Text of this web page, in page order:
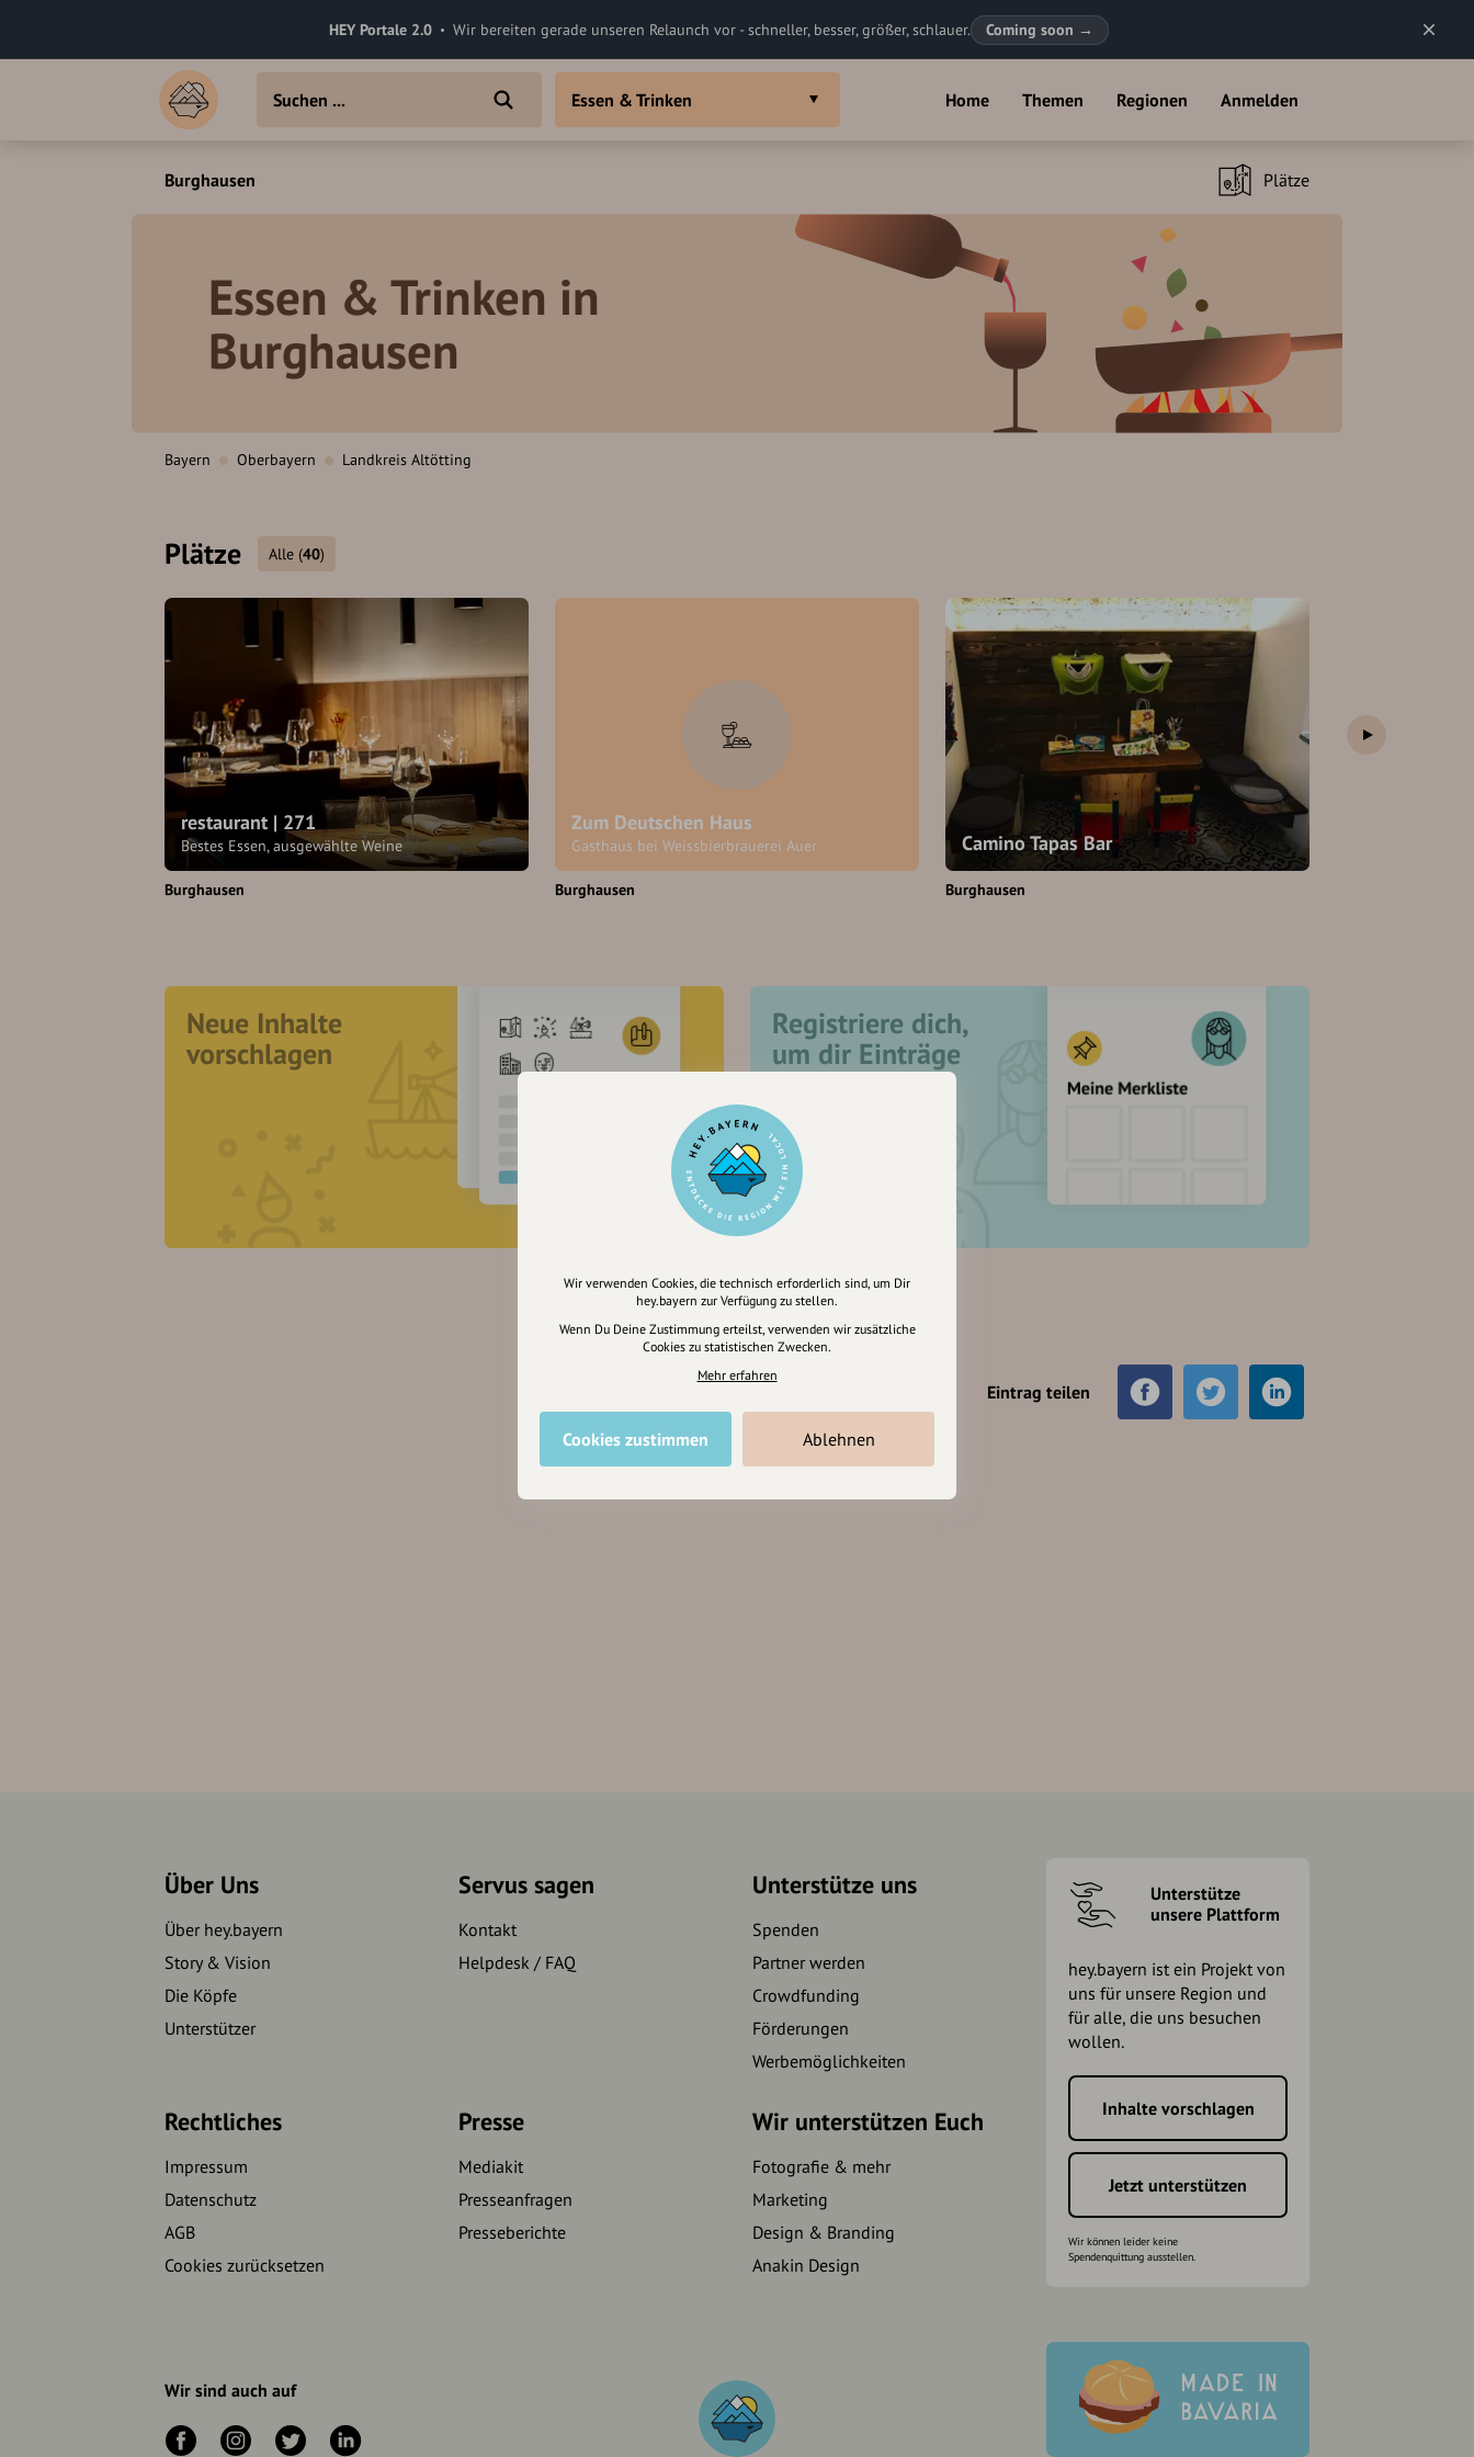
HEY Portale 2.0 Wir bereiten gerade unseren Relaunch vor - schneller, besser, größer, schlauer. Coming soon →
Home Themen Regionen Anmelden
Essen & Trinken
Burghausen Plätze
Essen & Trinken in
Burghausen
Bayern Oberbayern Landkreis Altötting
Plätze Alle (40)
restaurant | 271
Bestes Essen, ausgewählte Weine
Burghausen
Zum Deutschen Haus
Gasthaus bei Weissbierbrauerei Auer
Burghausen
Camino Tapas Bar
Burghausen
Neue Inhalte
vorschlagen
Registriere dich,
um dir Einträge
Eintrag teilen
Über Uns
Über hey.bayern
Story & Vision
Die Köpfe
Unterstützer
Servus sagen
Kontakt
Helpdesk / FAQ
Unterstütze uns
Spenden
Partner werden
Crowdfunding
Förderungen
Werbemöglichkeiten
Rechtliches
Impressum
Datenschutz
AGB
Cookies zurücksetzen
Presse
Mediakit
Presseanfragen
Presseberichte
Wir unterstützen Euch
Fotografie & mehr
Marketing
Design & Branding
Anakin Design
Unterstütze
unsere Plattform
hey.bayern ist ein Projekt von
uns für unsere Region und
für alle, die uns besuchen
wollen.
Inhalte vorschlagen
Jetzt unterstützen
Wir können leider keine
Spendenquittung ausstellen.
Wir sind auch auf
Wir verwenden Cookies, die technisch erforderlich sind, um Dir
hey.bayern zur Verfügung zu stellen.
Wenn Du Deine Zustimmung erteilst, verwenden wir zusätzliche
Cookies zu statistischen Zwecken.
Mehr erfahren
Cookies zustimmen Ablehnen